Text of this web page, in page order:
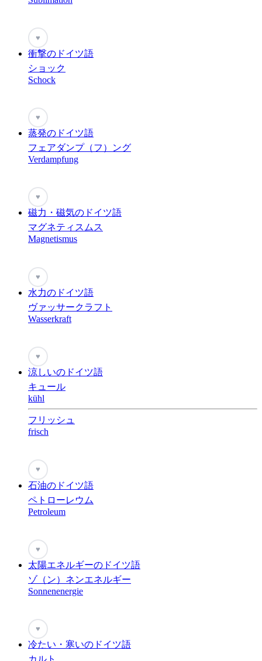
♥
衝撃のドイツ語
ショック
Schock
♥
蒸発のドイツ語
フェアダンプ（フ）ング
Verdampfung
♥
磁力・磁気のドイツ語
マグネティスムス
Magnetismus
♥
水力のドイツ語
ヴァッサークラフト
Wasserkraft
♥
涼しいのドイツ語
キュール
kühl
フリッシュ
frisch
♥
石油のドイツ語
ペトローレウム
Petroleum
♥
太陽エネルギーのドイツ語
ゾ（ン）ネンエネルギー
Sonnenenergie
♥
冷たい・寒いのドイツ語